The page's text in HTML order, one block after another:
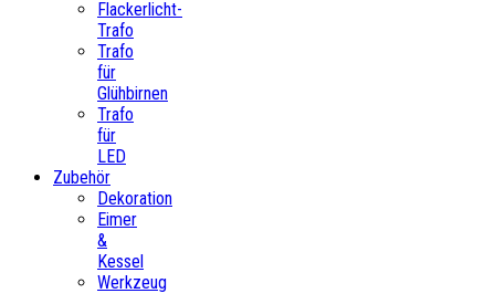
Flackerlicht-
Trafo
Trafo
für
Glühbirnen
Trafo
für
LED
Zubehör
Dekoration
Eimer
&
Kessel
Werkzeug